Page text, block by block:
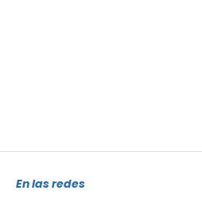
En las redes